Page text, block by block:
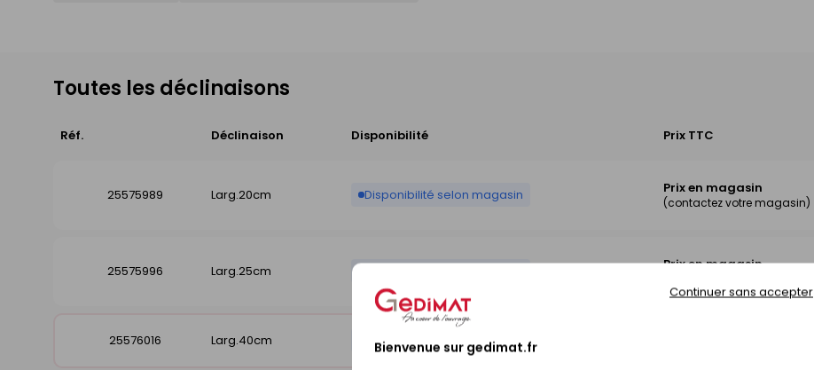
Bienvenue sur gedimat.fr
Continuer sans accepter
Toutes les déclinaisons
Réf. Déclinaison Disponibilité Prix TTC
25575989
Larg.20cm Disponibilité selon magasin Prix en magasin
(contactez votre magasin)
25575996 Larg.25cm Prix en magasin
25576016 Larg.40cm Disponibilité selon magasin